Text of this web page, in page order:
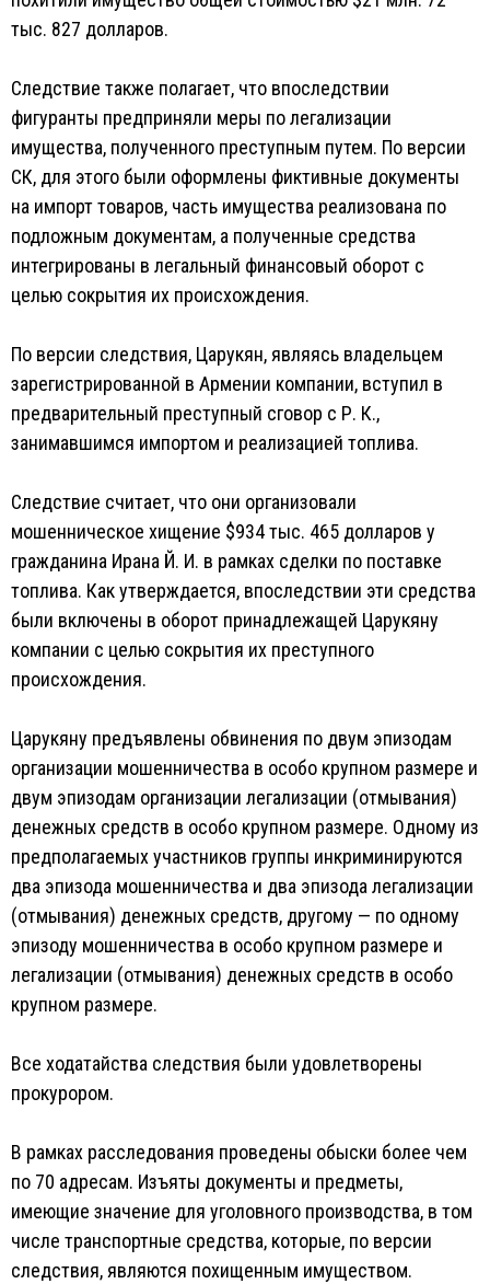
тыс. 827 долларов.
Следствие также полагает, что впоследствии
фигуранты предприняли меры по легализации
имущества, полученного преступным путем. По версии
СК, для этого были оформлены фиктивные документы
на импорт товаров, часть имущества реализована по
подложным документам, а полученные средства
интегрированы в легальный финансовый оборот с
целью сокрытия их происхождения.
По версии следствия, Царукян, являясь владельцем
зарегистрированной в Армении компании, вступил в
предварительный преступный сговор с Р. К.,
занимавшимся импортом и реализацией топлива.
Следствие считает, что они организовали
мошенническое хищение $934 тыс. 465 долларов у
гражданина Ирана Й. И. в рамках сделки по поставке
топлива. Как утверждается, впоследствии эти средства
были включены в оборот принадлежащей Царукяну
компании с целью сокрытия их преступного
происхождения.
Царукяну предъявлены обвинения по двум эпизодам
организации мошенничества в особо крупном размере и
двум эпизодам организации легализации (отмывания)
денежных средств в особо крупном размере. Одному из
предполагаемых участников группы инкриминируются
два эпизода мошенничества и два эпизода легализации
(отмывания) денежных средств, другому — по одному
эпизоду мошенничества в особо крупном размере и
легализации (отмывания) денежных средств в особо
крупном размере.
Все ходатайства следствия были удовлетворены
прокурором.
В рамках расследования проведены обыски более чем
по 70 адресам. Изъяты документы и предметы,
имеющие значение для уголовного производства, в том
числе транспортные средства, которые, по версии
следствия, являются похищенным имуществом.